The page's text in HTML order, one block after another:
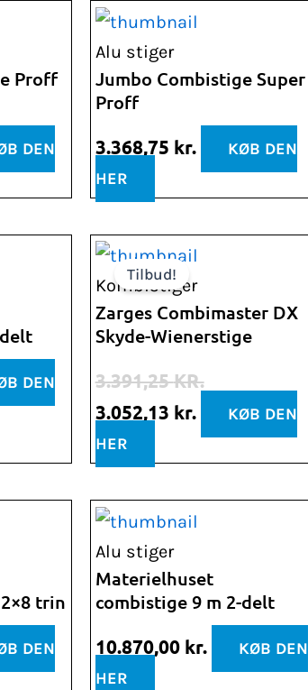
Proff
DEN
Alu stiger
Jumbo Combistige Super
Proff
3.368,75 kr.
KØB DEN
HER
DEN
Tilbud!
Kombistiger
Zarges Combimaster DX
Skyde-Wienerstige
3.391,25KR.
Den
oprindelige
pris
var:
3.391,25 kr..
3.052,13 kr.
Den
aktuelle
pris
er:
KØB DEN
HER
trin
DEN
Alu stiger
Materielhuset
combistige 9 m 2-delt
10.870,00 kr.
KØB DEN
HER